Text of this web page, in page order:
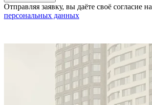
Отправляя заявку, вы даёте своё согласие на
персональных данных